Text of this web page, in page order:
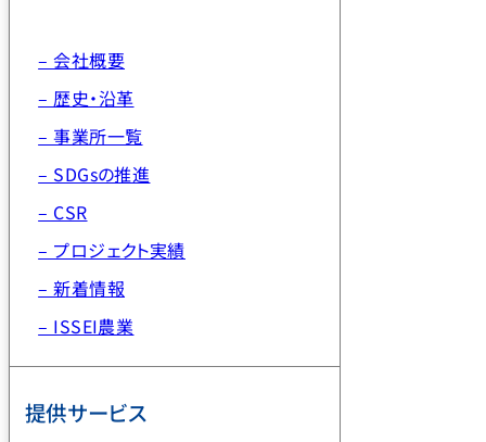
– 会社概要
– 歴史・沿革
– 事業所一覧
– SDGsの推進
– CSR
– プロジェクト実績
– 新着情報
– ISSEI農業
提供サービス